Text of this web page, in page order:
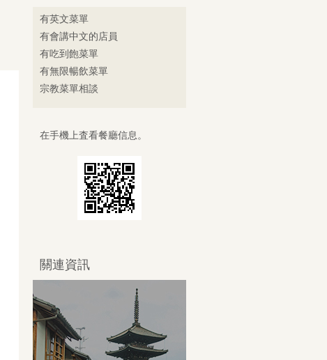
有英文菜單
有會講中文的店員
有吃到飽菜單
有無限暢飲菜單
宗教菜單相談
在手機上査看餐廳信息。
關連資訊